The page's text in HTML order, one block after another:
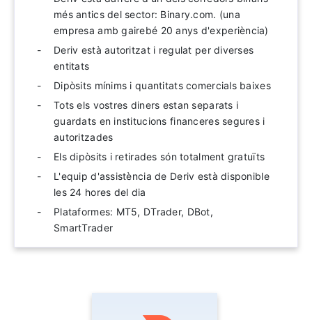
més antics del sector: Binary.com. (una
empresa amb gairebé 20 anys d'experiència)
Deriv està autoritzat i regulat per diverses
entitats
Dipòsits mínims i quantitats comercials baixes
Tots els vostres diners estan separats i
guardats en institucions financeres segures i
autoritzades
Els dipòsits i retirades són totalment gratuïts
L'equip d'assistència de Deriv està disponible
les 24 hores del dia
Plataformes: MT5, DTrader, DBot,
SmartTrader